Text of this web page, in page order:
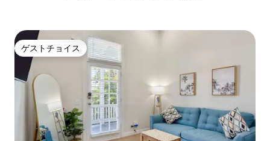
ゲストチョイス
ゲストチョイス